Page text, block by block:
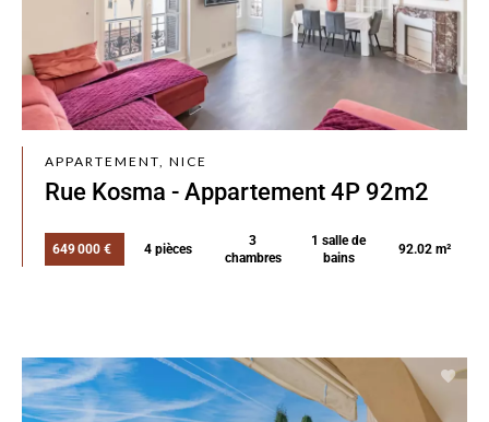
APPARTEMENT, NICE
Rue Kosma - Appartement 4P 92m2
649 000 € 4 pièces
3
chambres
1 salle de
bains
92.02 m²